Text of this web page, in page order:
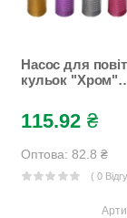
Насос для
кульок "Хром"
l=27см ( колба
115.92 ₴
Оптова: 82.8 ₴
( 0